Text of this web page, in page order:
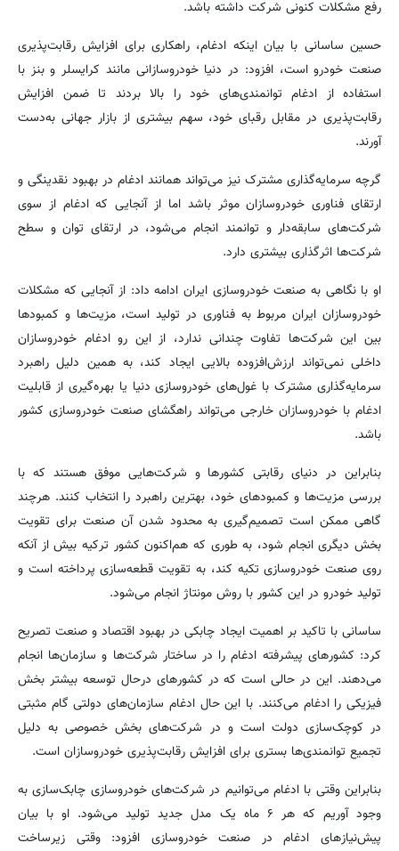
رفع مشکلات کنونی شرکت داشته باشد.
حسین ساسانی با بیان اینکه ادغام، راهکاری برای افزایش رقابت‌پذیری
صنعت خودرو است، افزود: در دنیا خودروسازانی مانند کرایسلر و بنز با
استفاده از ادغام توانمندی‌های خود را بالا بردند تا ضمن افزایش
رقابت‌پذیری در مقابل رقبای خود، سهم بیشتری از بازار جهانی به‌دست
آورند.
گرچه سرمایه‌گذاری مشترک نیز می‌تواند همانند ادغام در بهبود نقدینگی و
ارتقای فناوری خودروسازان موثر باشد اما از آنجایی که ادغام از سوی
شرکت‌های سابقه‌دار و توانمند انجام می‌شود، در ارتقای توان و سطح
شرکت‌ها اثرگذاری بیشتری دارد.
او با نگاهی به صنعت خودروسازی ایران ادامه داد: از آنجایی که مشکلات
خودروسازان ایران مربوط به فناوری در تولید است، مزیت‌ها و کمبودها
بین این شرکت‌ها تفاوت چندانی ندارد، از این رو ادغام خودروسازان
داخلی نمی‌تواند ارزش‌افزوده بالایی ایجاد کند، به همین دلیل راهبرد
سرمایه‌گذاری مشترک با غول‌های خودروسازی دنیا یا بهره‌گیری از قابلیت
ادغام با خودروسازان خارجی می‌تواند راهگشای صنعت خودروسازی کشور
باشد.
بنابراین در دنیای رقابتی کشورها و شرکت‌هایی موفق هستند که با
بررسی مزیت‌ها و کمبودهای خود، بهترین راهبرد را انتخاب کنند. هرچند
گاهی ممکن است تصمیم‌گیری به محدود شدن آن صنعت برای تقویت
بخش دیگری انجام شود، به طوری که هم‌اکنون کشور ترکیه بیش از آنکه
روی صنعت خودروسازی تکیه کند، به تقویت قطعه‌سازی پرداخته است و
تولید خودرو در این کشور با روش مونتاژ انجام می‌شود.
ساسانی با تاکید بر اهمیت ایجاد چابکی در بهبود اقتصاد و صنعت تصریح
کرد: کشورهای پیشرفته ادغام را در ساختار شرکت‌ها و سازمان‌ها انجام
می‌دهند. این در حالی است که در کشورهای درحال توسعه بیشتر بخش
فیزیکی را ادغام می‌کنند. با این حال ادغام سازمان‌های دولتی گام مثبتی
در کوچک‌سازی دولت است و در شرکت‌های بخش خصوصی به دلیل
تجمیع توانمندی‌ها بستری برای افزایش رقابت‌پذیری خودروسازان است.
بنابراین وقتی با ادغام می‌توانیم در شرکت‌های خودروسازی چابک‌سازی به
وجود آوریم که هر ۶ ماه یک مدل جدید تولید می‌شود. او با بیان
پیش‌نیازهای ادغام در صنعت خودروسازی افزود: وقتی زیرساخت